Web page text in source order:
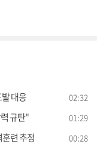
대응 02:32
규탄" 01:29
련 추정 00:28